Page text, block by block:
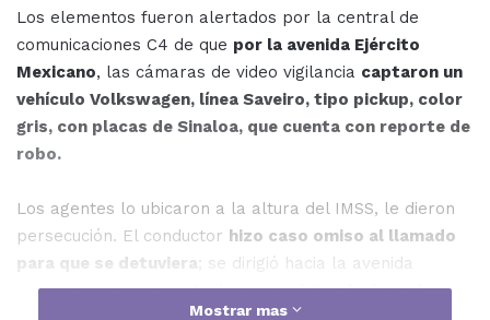
Los elementos fueron alertados por la central de
comunicaciones C4 de que por la avenida Ejército
Mexicano, las cámaras de video vigilancia captaron un
vehículo Volkswagen, línea Saveiro, tipo pickup, color
gris, con placas de Sinaloa, que cuenta con reporte de
robo.
Los agentes lo ubicaron a la altura del IMSS, le dieron
persecución. El conductor hizo caso omiso al llamado
para que se detuviera; se dirigió hacia la avenida
Insurgentes paraposteriormente introducirse al
Mostrar mas